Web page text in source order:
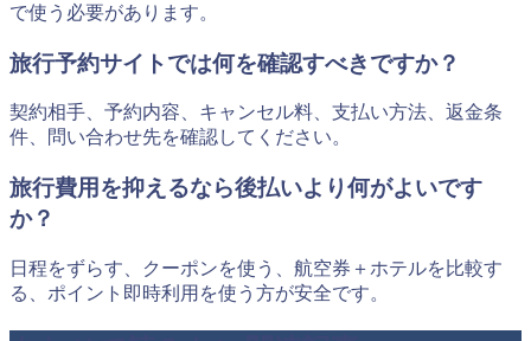
で使う必要があります。
旅行予約サイトでは何を確認すべきですか？
契約相手、予約内容、キャンセル料、支払い方法、返金条
件、問い合わせ先を確認してください。
旅行費用を抑えるなら後払いより何がよいです
か？
日程をずらす、クーポンを使う、航空券＋ホテルを比較す
る、ポイント即時利用を使う方が安全です。